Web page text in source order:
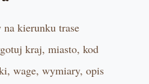
kierunku trase
kraj, miasto, kod
wage, wymiary, opis